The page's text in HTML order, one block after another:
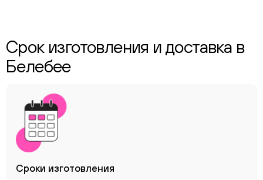
Срок изготовления и доставка в
Белебее
Сроки изготовления